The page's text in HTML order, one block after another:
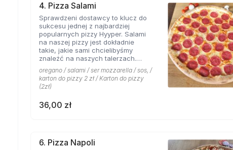
4. Pizza Salami
Sprawdzeni dostawcy to klucz do
sukcesu jednej z najbardziej
popularnych pizzy Hyyper. Salami
na naszej pizzy jest dokładnie
takie, jakie sami chcielibyśmy
znaleźć na naszych talerzach.
Aromat roztopionej mozarelli i
salami to coś obok czego miłośnicy
pizzy z mięsem nie przejdą
obojętnie!
oregano / salami / ser mozzarella / sos, /
karton do pizzy 2 zł / Karton do pizzy
(2zł)
36,00 zł
6. Pizza Napoli